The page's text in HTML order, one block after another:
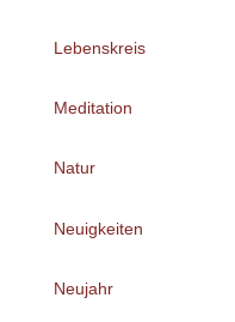
Lebenskreis
Meditation
Natur
Neuigkeiten
Neujahr